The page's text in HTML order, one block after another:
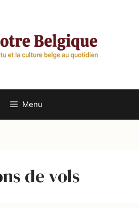
Menu
de vols